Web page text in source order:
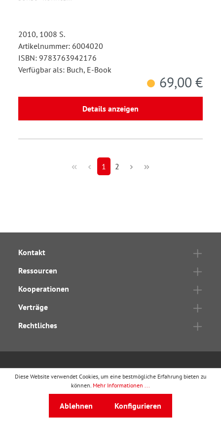
2010, 1008 S.
Artikelnummer: 6004020
ISBN: 9783763942176
Verfügbar als: Buch, E-Book
69,00 €
Details anzeigen
1 2
Kontakt
Ressourcen
Kooperationen
Verträge
Rechtliches
wbv Publikationist ein Geschäftsbereich vonwbv
Auf dem Esch 4 · 33619 Bielefeld · Telefon
·service@wbv.de
Diese Website verwendet Cookies, um eine bestmögliche Erfahrung bieten zu
können. Mehr Informationen ...
Ablehnen Konfigurieren